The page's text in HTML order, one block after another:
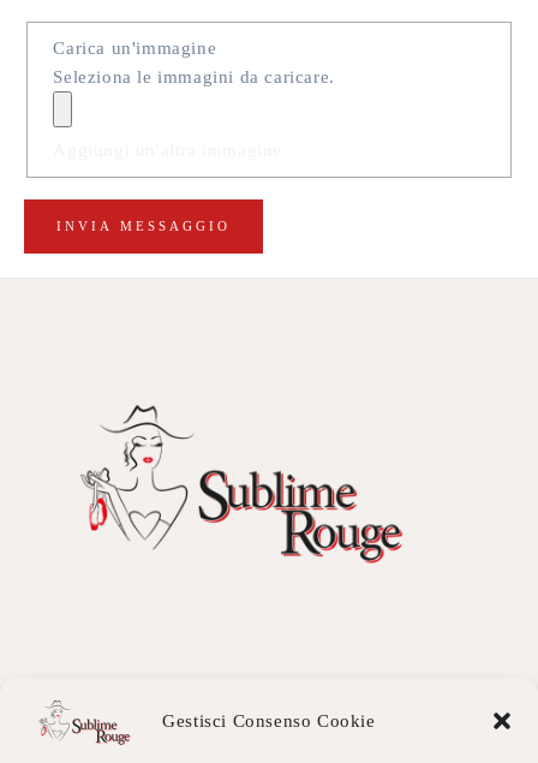
Gestisci Consenso Cookie
Carica un'immagine
Seleziona le immagini da caricare.
4,9
4,9 out of 5 stars (based on 7 reviews)